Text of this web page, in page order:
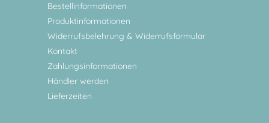
Bestellinformationen
Produktinformationen
Widerrufsbelehrung & Widerrufsformular
Kontakt
Zahlungsinformationen
Händler werden
Lieferzeiten